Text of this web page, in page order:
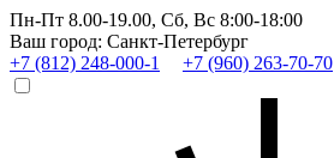
Пн-Пт 8.00-19.00, Сб, Вс 8:00-18:00
Ваш город: Санкт-Петербург
+7 (812) 248-000-1
+7 (960) 263-70-70